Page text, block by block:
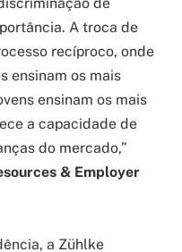
A troca de
recíproco, onde
ensinam os mais
ensinam os mais
a capacidade de
do mercado,”
& Employer
a Zühlke